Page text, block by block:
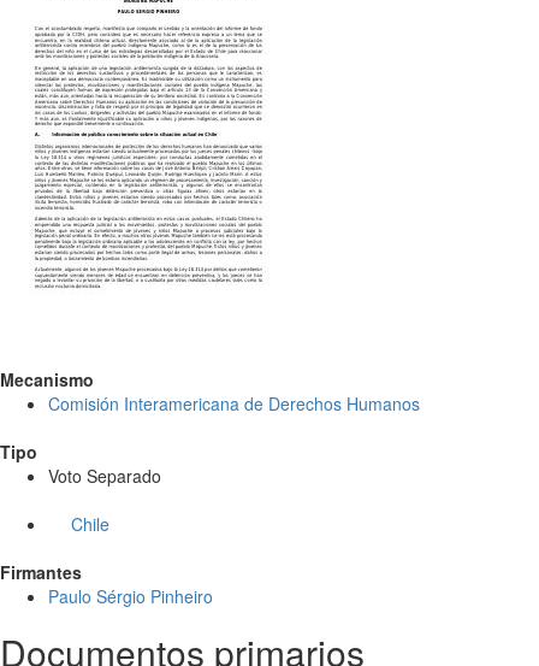
Mecanismo
Comisión Interamericana de Derechos Humanos
Tipo
Voto Separado
Chile
Firmantes
Paulo Sérgio Pinheiro
Documentos primarios